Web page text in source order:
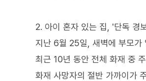
2. 아이 혼자 있는 집, '단독 경
지난 6월 25일, 새벽에 부모가
최근 10년 동안 전체 화재 중
화재 사망자의 절반 가까이가